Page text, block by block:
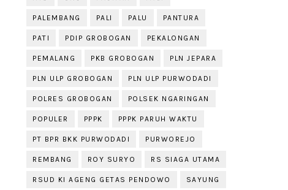
PALEMBANG PALI PALU PANTURA
PATI PDIP GROBOGAN PEKALONGAN
PEMALANG PKB GROBOGAN PLN JEPARA
PLN ULP GROBOGAN PLN ULP PURWODADI
POLRES GROBOGAN POLSEK NGARINGAN
POPULER PPPK PPPK PARUH WAKTU
PT BPR BKK PURWODADI PURWOREJO
REMBANG ROY SURYO RS SIAGA UTAMA
RSUD KI AGENG GETAS PENDOWO SAYUNG